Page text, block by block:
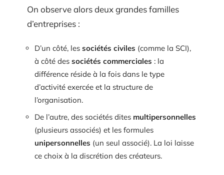
On observe alors deux grandes familles
d’entreprises :
D’un côté, les sociétés civiles (comme la SCI),
à côté des sociétés commerciales : la
différence réside à la fois dans le type
d’activité exercée et la structure de
l’organisation.
De l’autre, des sociétés dites multipersonnelles
(plusieurs associés) et les formules
unipersonnelles (un seul associé). La loi laisse
ce choix à la discrétion des créateurs.